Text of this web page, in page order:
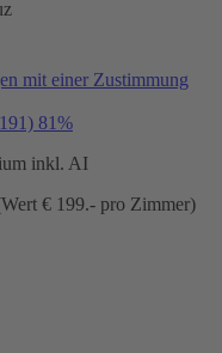
mit einer Zustimmung
81%
inkl. AI
€ 199.- pro Zimmer)